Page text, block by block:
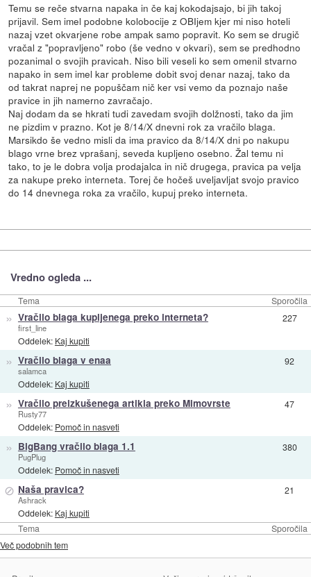
Temu se reče stvarna napaka in če kaj kokodajsajo, bi jih takoj
prijavil. Sem imel podobne kolobocije z OBIjem kjer mi niso hoteli
nazaj vzet okvarjene robe ampak samo popravit. Ko sem se drugič
vračal z "popravljeno" robo (še vedno v okvari), sem se predhodno
pozanimal o svojih pravicah. Niso bili veseli ko sem omenil stvarno
napako in sem imel kar probleme dobit svoj denar nazaj, tako da
od takrat naprej ne popuščam nič ker vsi vemo da poznajo naše
pravice in jih namerno zavračajo.
Naj dodam da se hkrati tudi zavedam svojih dolžnosti, tako da jim
ne pizdim v prazno. Kot je 8/14/X dnevni rok za vračilo blaga.
Marsikdo še vedno misli da ima pravico da 8/14/X dni po nakupu
blago vrne brez vprašanj, seveda kupljeno osebno. Žal temu ni
tako, to je le dobra volja prodajalca in nič drugega, pravica pa velja
za nakupe preko interneta. Torej če hočeš uveljavljat svojo pravico
do 14 dnevnega roka za vračilo, kupuj preko interneta.
Vredno ogleda ...
Tema Sporočila
Tema Sporočila
» Vračilo blaga kupljenega preko interneta?
first_line
Oddelek: Kaj kupiti
227
» Vračilo blaga v enaa
salamca
Oddelek: Kaj kupiti
92
» Vračilo preizkušenega artikla preko Mimovrste
Rusty77
Oddelek: Pomoč in nasveti
47
» BigBang vračilo blaga 1.1
PugPlug
Oddelek: Pomoč in nasveti
380
⊘ Naša pravica?
Ashrack
Oddelek: Kaj kupiti
21
Več podobnih tem